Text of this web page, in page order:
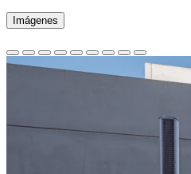
Imágenes